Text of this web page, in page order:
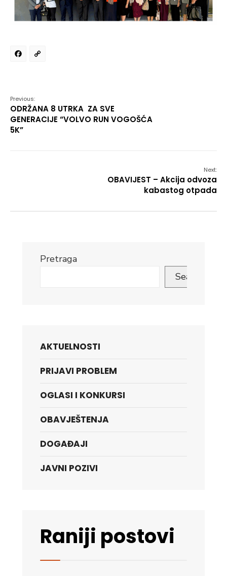
Facebook
Previous:
ODRŽANA 8 UTRKA ZA SVE
GENERACIJE “VOLVO RUN VOGOŠĆA
5K”
Next:
OBAVIJEST – Akcija odvoza
kabastog otpada
Pretraga
Search
AKTUELNOSTI
PRIJAVI PROBLEM
OGLASI I KONKURSI
OBAVJEŠTENJA
DOGAĐAJI
JAVNI POZIVI
Raniji postovi